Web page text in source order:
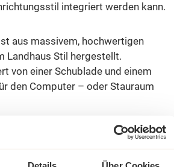
integriert werden kann.
aus massivem, hochwertigen
Landhaus Stil hergestellt.
von einer Schublade und einem
den Computer – oder Stauraum
ca.: Höhe 78 cm - Breite 110 cm -